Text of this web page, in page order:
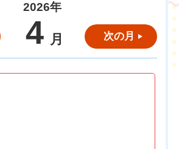
2026年
4 月 次の月